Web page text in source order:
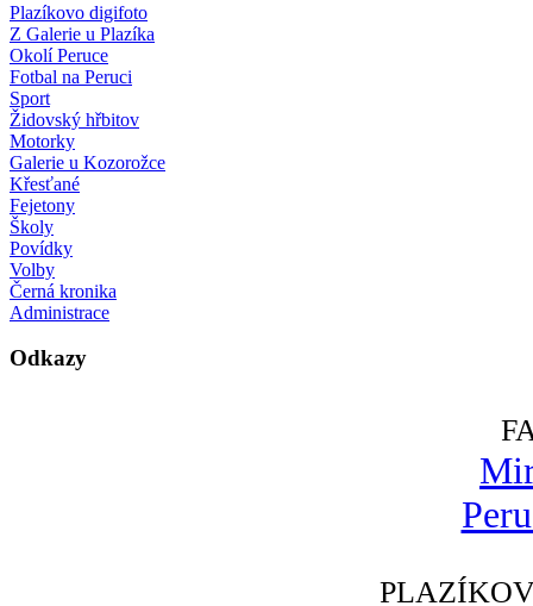
Plazíkovo digifoto
Z Galerie u Plazíka
Okolí Peruce
Fotbal na Peruci
Sport
Židovský hřbitov
Motorky
Galerie u Kozorožce
Křesťané
Fejetony
Školy
Povídky
Volby
Černá kronika
Administrace
Odkazy